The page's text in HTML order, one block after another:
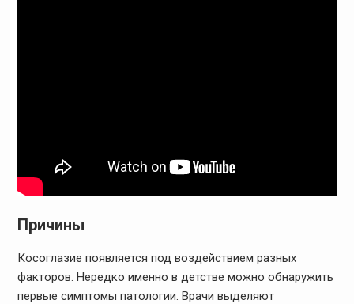
Причины
Косоглазие появляется под воздействием разных
факторов. Нередко именно в детстве можно обнаружить
первые симптомы патологии. Врачи выделяют